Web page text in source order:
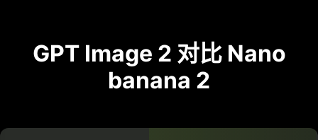
GPT Image 2 对比 Nano
banana 2